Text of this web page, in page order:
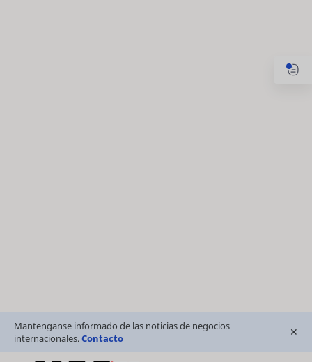
Mantenganse informado de las noticias de negocios
internacionales.Contacto